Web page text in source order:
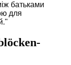
батьками
для
"